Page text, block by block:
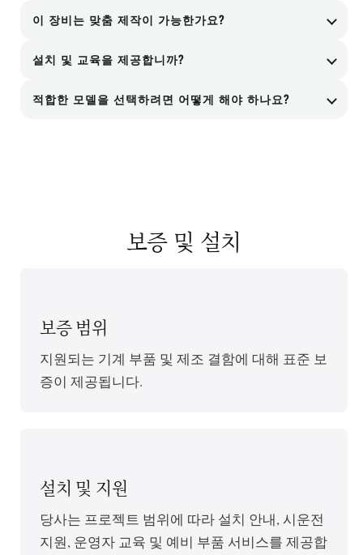
PP 직조 백, 라피아 FIBC 점보 백 세척 및 재활용 라
표에 따라 구성할 수 있습니다.
이 장비는 맞춤 제작이 가능한가요?
예. 레이아웃, 모터 크기, 소모성 부품 및 보조 구성
설치 및 교육을 제공합니까?
네. 저희는 프로젝트 범위에 따라 설치 안내, 시운
적합한 모델을 선택하려면 어떻게 해야 하나요?
보증 및 설치
보증 범위
지원되는 기계 부품 및 제조 결함에 대해 표준 보
증이 제공됩니다.
설치 및 지원
당사는 프로젝트 범위에 따라 설치 안내, 시운전
지원, 운영자 교육 및 예비 부품 서비스를 제공합